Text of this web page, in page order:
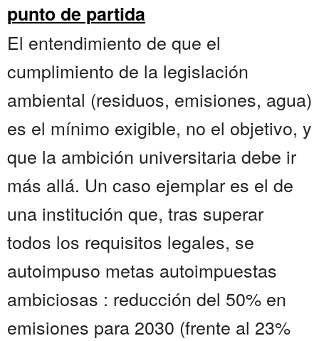
punto de partida
El entendimiento de que el
cumplimiento de la legislación
ambiental (residuos, emisiones, agua)
es el mínimo exigible, no el objetivo, y
que la ambición universitaria debe ir
más allá. Un caso ejemplar es el de
una institución que, tras superar
todos los requisitos legales, se
autoimpuso metas autoimpuestas
ambiciosas : reducción del 50% en
emisiones para 2030 (frente al 23%